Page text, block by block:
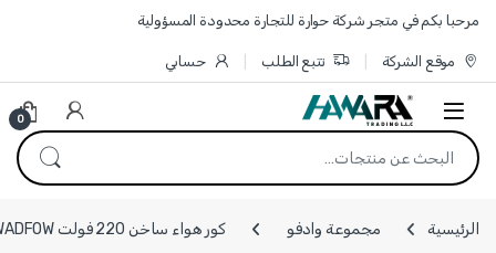
Skip to navigation
Skip to content
مرحبا بكم في متجر شركة حوارة للتجارة محدودة المسؤولية
موقع الشركة تتبع الطلب حسابي
0
البحث عن:
الرئيسية مجموعة وادفو كور هواء ساخن 220 فولت WADFOW